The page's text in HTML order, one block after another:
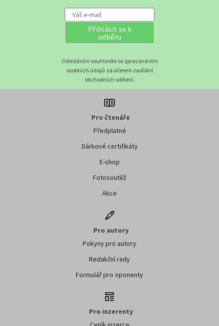
Přihlásit se k
odběru
Odesláním souhlasíte se zpracováním
osobních údajů za účelem zasílání
obchodních sdělení.
Pro čtenáře
Předplatné
Dárkové certifikáty
E-shop
Fotosoutěž
Akce
Pro autory
Pokyny pro autory
Redakční rady
Formulář pro oponenty
Pro inzerenty